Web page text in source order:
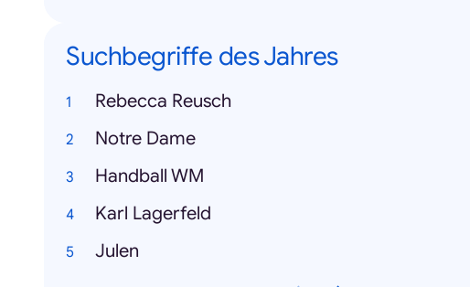
Suchbegriffe des Jahres
Rebecca Reusch
Notre Dame
Handball WM
Karl Lagerfeld
Julen